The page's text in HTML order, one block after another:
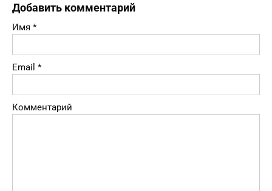
Добавить комментарий
Имя *
Email *
Комментарий